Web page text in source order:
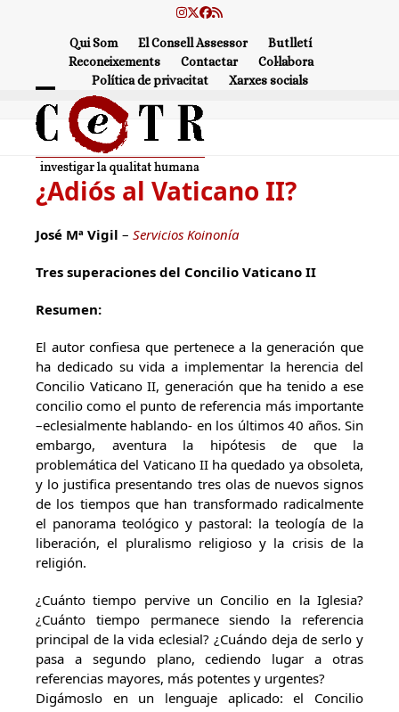
Instagram
Twitter
Facebook
RSS
Qui Som El Consell Assessor
Butlletí
Reconeixements
Contactar
Col·labora
Política de privacitat
Xarxes socials
Open
mobile
menu
Close
mobile
menu
¿Adiós al Vaticano II?
José Mª Vigil – Servicios Koinonía
Tres superaciones del Concilio Vaticano II
Resumen:
El autor confiesa que pertenece a la generación que
ha dedicado su vida a implementar la herencia del
Concilio Vaticano II, generación que ha tenido a ese
concilio como el punto de referencia más importante
–eclesialmente hablando- en los últimos 40 años. Sin
embargo, aventura la hipótesis de que la
problemática del Vaticano II ha quedado ya obsoleta,
y lo justifica presentando tres olas de nuevos signos
de los tiempos que han transformado radicalmente
el panorama teológico y pastoral: la teología de la
liberación, el pluralismo religioso y la crisis de la
religión.
¿Cuánto tiempo pervive un Concilio en la Iglesia?
¿Cuánto tiempo permanece siendo la referencia
principal de la vida eclesial? ¿Cuándo deja de serlo y
pasa a segundo plano, cediendo lugar a otras
referencias mayores, más potentes y urgentes?
Digámoslo en un lenguaje aplicado: el Concilio